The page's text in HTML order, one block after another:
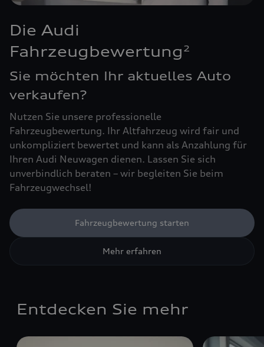
Die Audi
Fahrzeugbewertung 2
Sie möchten Ihr aktuelles Auto
verkaufen?
Nutzen Sie unsere professionelle
Fahrzeugbewertung. Ihr Altfahrzeug wird fair und
unkompliziert bewertet und kann als Anzahlung für
Ihren Audi Neuwagen dienen. Lassen Sie sich
unverbindlich beraten – wir begleiten Sie beim
Fahrzeugwechsel!
Fahrzeugbewertung starten
Mehr erfahren
Entdecken Sie mehr